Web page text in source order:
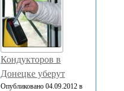
Кондукторов в
Донецке уберут
Опубликовано 04.09.2012 в